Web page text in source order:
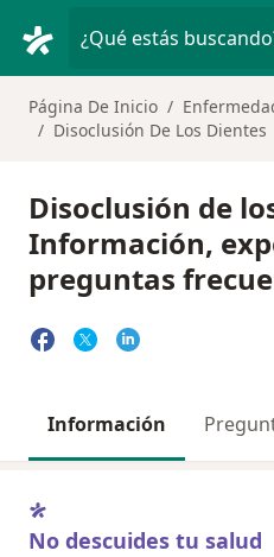
¿Qué estás
Página De Inicio
Disoclusión De Los Dientes
Disoclusión de
Información,
preguntas
Información
No descuides tu salud